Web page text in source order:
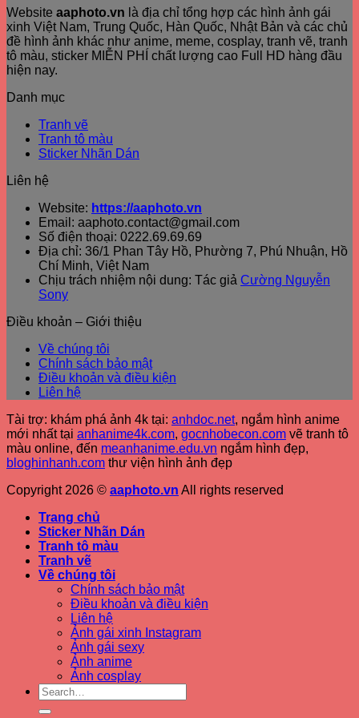
Website aaphoto.vn là địa chỉ tổng hợp các hình ảnh gái
xinh Việt Nam, Trung Quốc, Hàn Quốc, Nhật Bản và các chủ
đề hình ảnh khác như anime, meme, cosplay, tranh vẽ, tranh
tô màu, sticker MIỄN PHÍ chất lượng cao Full HD hàng đầu
hiện nay.
Danh mục
Tranh vẽ
Tranh tô màu
Sticker Nhãn Dán
Liên hệ
Website: https://aaphoto.vn
Email: aaphoto.contact@gmail.com
Số điện thoại: 0222.69.69.69
Địa chỉ: 36/1 Phan Tây Hồ, Phường 7, Phú Nhuận, Hồ
Chí Minh, Việt Nam
Chịu trách nhiệm nội dung: Tác giả Cường Nguyễn
Sony
Điều khoản – Giới thiệu
Về chúng tôi
Chính sách bảo mật
Điều khoản và điều kiện
Liên hệ
Tài trợ: khám phá ảnh 4k tại: anhdoc.net, ngắm hình anime
mới nhất tại anhanime4k.com, gocnhobecon.com vẽ tranh tô
màu online, đến meanhanime.edu.vn ngắm hình đẹp,
bloghinhanh.com thư viện hình ảnh đẹp
Copyright 2026 © aaphoto.vn All rights reserved
Trang chủ
Sticker Nhãn Dán
Tranh tô màu
Tranh vẽ
Về chúng tôi
Chính sách bảo mật
Điều khoản và điều kiện
Liên hệ
Ảnh gái xinh Instagram
Ảnh gái sexy
Ảnh anime
Ảnh cosplay